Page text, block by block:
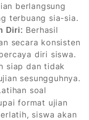
berlangsung
terbuang sia-sia.
Diri: Berhasil
secara konsisten
diri siswa.
siap dan tidak
sesungguhnya.
soal
format ujian
siswa akan